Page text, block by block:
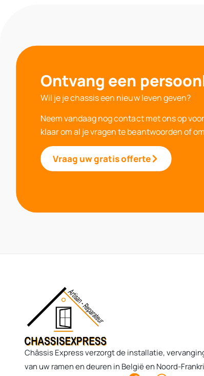
Ontvang een
Wil je je chassis een nieuw leven geven?
Neem vandaag nog contact met ons op
klaar om al je vragen te beantwoorden of
Vraag uw gratis offerte
Châssis Express verzorgt de installatie,
van uw ramen en deuren in België en Noord-